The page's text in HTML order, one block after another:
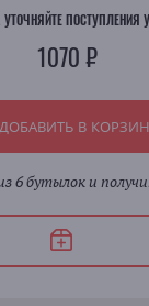
УТОЧНЯЙТЕ ПОСТУПЛЕНИЯ
1070 ₽
ДОБАВИТЬ В
6 бутылок и